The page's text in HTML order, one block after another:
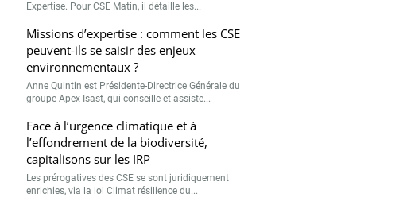
Expertise. Pour CSE Matin, il détaille les...
Missions d’expertise : comment les CSE
peuvent-ils se saisir des enjeux
environnementaux ?
Anne Quintin est Présidente-Directrice Générale du
groupe Apex-Isast, qui conseille et assiste...
Face à l’urgence climatique et à
l’effondrement de la biodiversité,
capitalisons sur les IRP
Les prérogatives des CSE se sont juridiquement
enrichies, via la loi Climat résilience du...